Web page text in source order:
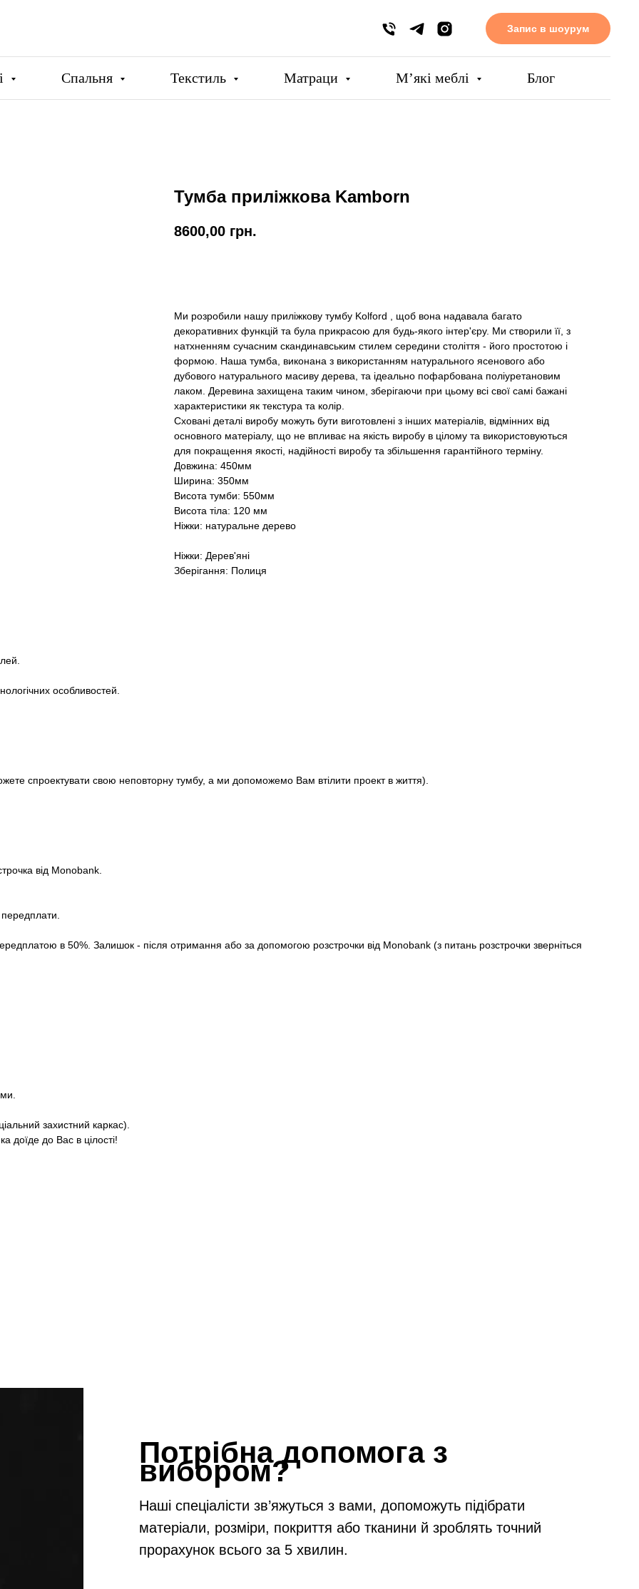
Запис в шоурум
Спальня Текстиль Матраци Мʼякі меблі Блог
Тумба приліжкова Kamborn
8600,00 грн.
Ми розробили нашу приліжкову тумбу Kolford , щоб вона надавала багато
декоративних функцій та була прикрасою для будь-якого інтер'єру. Ми створили її, з
натхненням сучасним скандинавським стилем середини століття - його простотою і
формою. Наша тумба, виконана з використанням натурального ясенового або
дубового натурального масиву дерева, та ідеально пофарбована поліуретановим
лаком. Деревина захищена таким чином, зберігаючи при цьому всі свої самі бажані
характеристики як текстура та колір.
Сховані деталі виробу можуть бути виготовлені з інших матеріалів, відмінних від
основного матеріалу, що не впливає на якість виробу в цілому та використовуються
для покращення якості, надійності виробу та збільшення гарантійного терміну.
Довжина: 450мм
Ширина: 350мм
Висота тумби: 550мм
Висота тіла: 120 мм
Ніжки: натуральне дерево
Ніжки: Дерев'яні
Зберігання: Полиця
особливостей.
спроектувати свою неповторну тумбу, а ми допоможемо Вам втілити проект в життя).
від Monobank.
в 50%. Залишок - після отримання або за допомогою розстрочки від Monobank (з питань розстрочки зверніться
захистний каркас).
доїде до Вас в цілості!
Потрібна допомога з
вибором?
Наші спеціалісти зв’яжуться з вами, допоможуть підібрати
матеріали, розміри, покриття або тканини й зроблять точний
прорахунок всього за 5 хвилин.